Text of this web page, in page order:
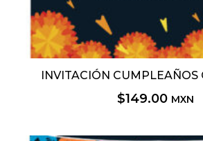
INVITACIÓN CUMPLEAÑOS
$149.00 MXN